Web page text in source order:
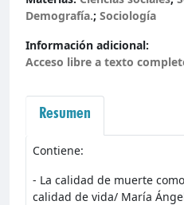
Demografía.; Sociología
Información adicional:
Acceso libre a texto
Resumen
Contiene:
- La calidad de muerte
calidad de vida/ María